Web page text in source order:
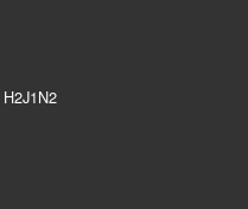
H2J1N2